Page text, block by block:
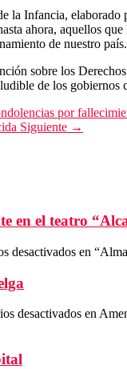
la Infancia,
ahora, aquellos
de nuestro país.
sobre los
de los
por
Siguiente →
en el teatro
desactivados en
desactivados en